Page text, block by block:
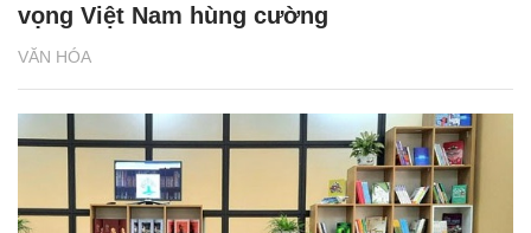
VĂN HÓA
vọng Việt Nam hùng cường